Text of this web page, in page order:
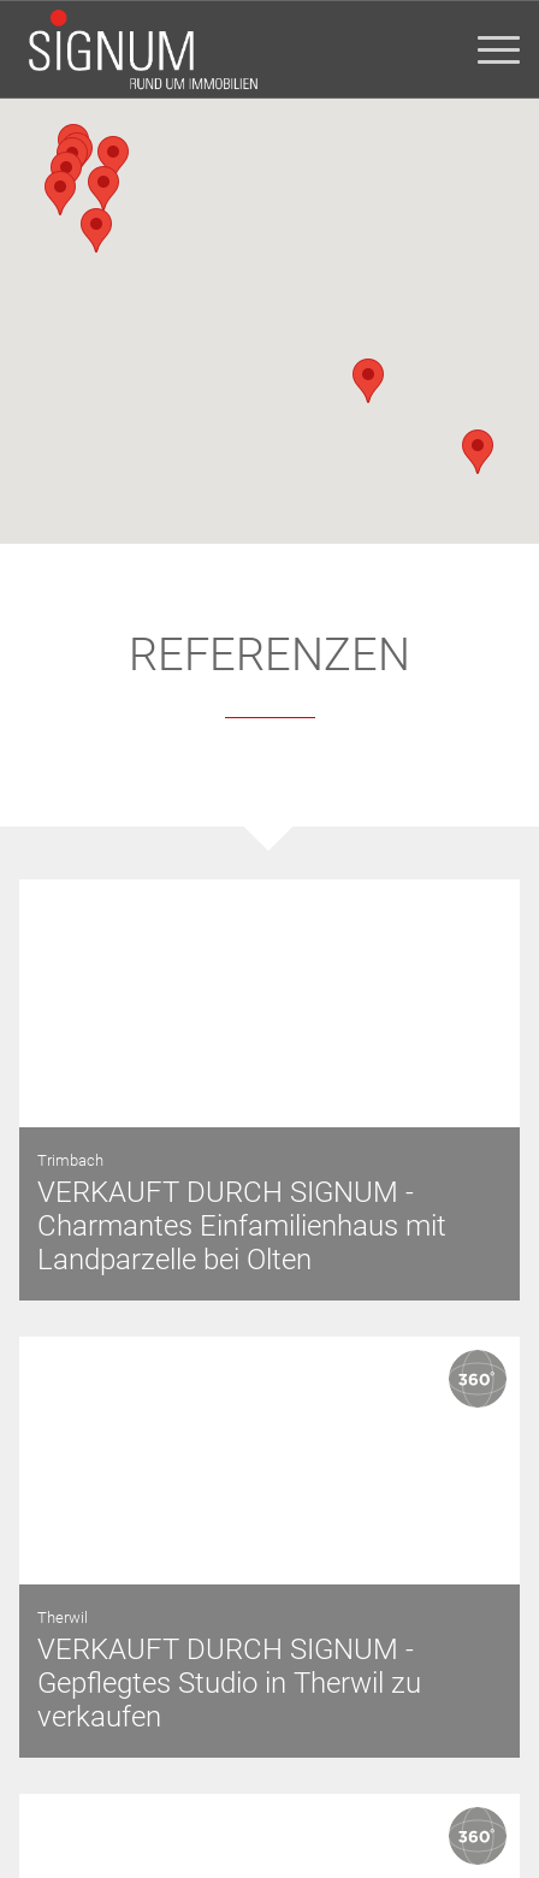
REFERENZEN
Trimbach
VERKAUFT DURCH SIGNUM -
Charmantes Einfamilienhaus mit
Landparzelle bei Olten
Therwil
VERKAUFT DURCH SIGNUM -
Gepflegtes Studio in Therwil zu
verkaufen